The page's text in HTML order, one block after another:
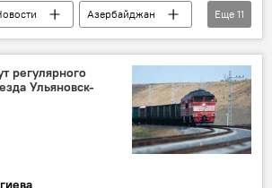
Азербайджан
Ильхам Алиев
государств
Бишкек
Транскаспийский международный транспортный маршрут
Еще 11
регулярного
Ульяновск-